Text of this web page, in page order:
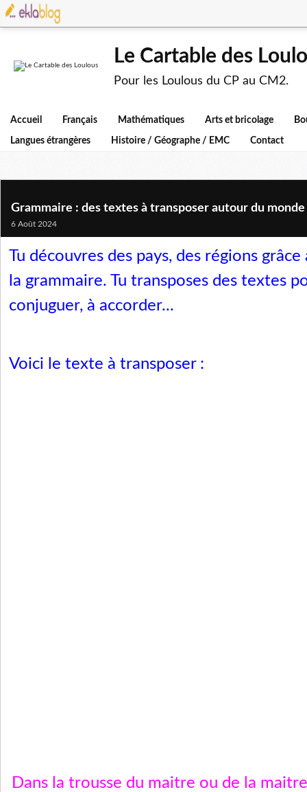
Le Cartable des
Pour les Loulous du CP au CM2.
Accueil Français Mathématiques Arts et bricolage
Langues étrangères Histoire / Géographe / EMC Contact
Grammaire : des textes à transposer autour du monde
6 Août 2024
Tu découvres des pays, des régions
la grammaire. Tu transposes des textes
conjuguer, à accorder...
Voici le texte à transposer :
Dans la trousse du maitre ou de la